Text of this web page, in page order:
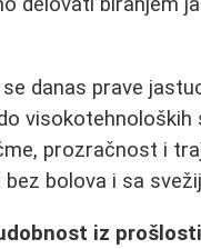
danas prave
prozračnost i
bolova i sa
iz